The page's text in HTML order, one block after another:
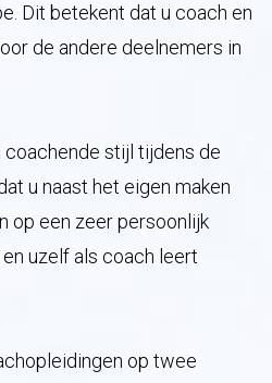
Dit betekent dat u coach en
de andere deelnemers in
stijl tijdens de
u naast het eigen maken
op een zeer persoonlijk
uzelf als coach leert
op twee